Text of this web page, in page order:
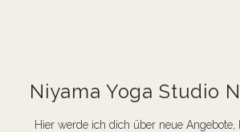
Niyama Yoga Studio
Hier werde ich dich über neue Angebote,